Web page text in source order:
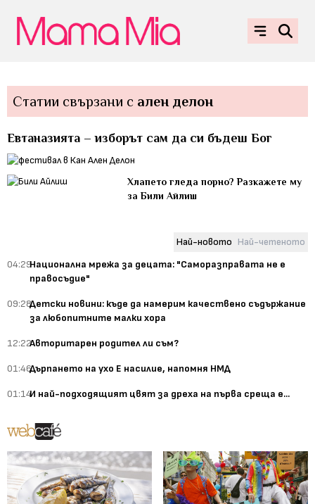
Статии свързани с ален делон
Евтаназията – изборът сам да си бъдеш Бог
Хлапето гледа порно? Разкажете му
за Били Айлиш
Най-новото Най-четеното
04:29Национална мрежа за децата: "Саморазправата не е
правосъдие"
09:28Детски новини: къде да намерим качествено съдържание
за любопитните малки хора
12:22Авторитарен родител ли съм?
01:46Дърпането на ухо Е насилие, напомня НМД
01:14И най-подходящият цвят за дреха на първа среща е...